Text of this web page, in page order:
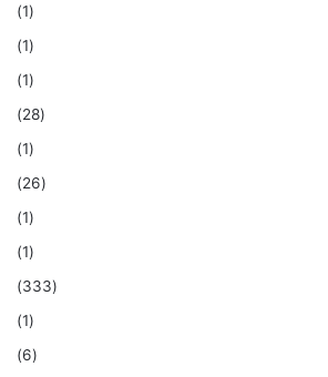
(1)
(1)
(1)
(28)
(1)
(26)
(1)
(1)
(333)
(1)
(6)